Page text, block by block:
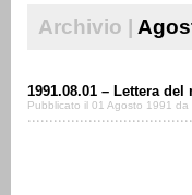
Archivio |
1991.08.01 – Lettera
Pubblicato il 01 Agosto 1991 da